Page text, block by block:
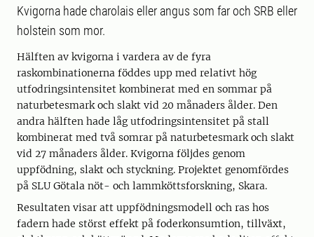
Kvigorna hade charolais eller angus som far och SRB eller
holstein som mor.
Hälften av kvigorna i vardera av de fyra
raskombinationerna föddes upp med relativt hög
utfodringsintensitet kombinerat med en sommar på
naturbetesmark och slakt vid 20 månaders ålder. Den
andra hälften hade låg utfodringsintensitet på stall
kombinerat med två somrar på naturbetesmark och slakt
vid 27 månaders ålder. Kvigorna följdes genom
uppfödning, slakt och styckning. Projektet genomfördes
på SLU Götala nöt- och lammköttsforskning, Skara.
Resultaten visar att uppfödningsmodell och ras hos
fadern hade störst effekt på foderkonsumtion, tillväxt,